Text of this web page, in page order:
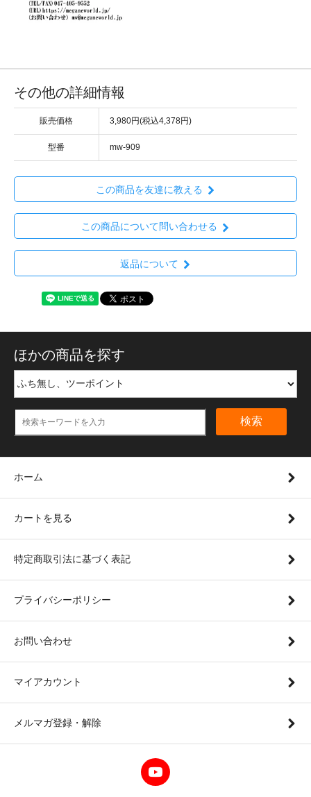
その他の詳細情報
販売価格 3,980円(税込4,378円)
型番 mw-909
この商品を友達に教える
この商品について問い合わせる
返品について
ほかの商品を探す
検索
ホーム
カートを見る
特定商取引法に基づく表記
プライバシーポリシー
お問い合わせ
マイアカウント
メルマガ登録・解除